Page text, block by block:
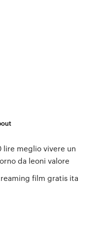
lire meglio vivere un
da leoni valore
film gratis ita